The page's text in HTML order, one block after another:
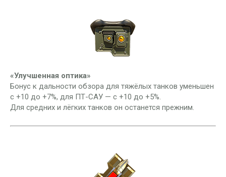
«Улучшенная оптика»
Бонус к дальности обзора для тяжёлых танков уменьшен
с +10 до +7%, для ПТ-САУ — с +10 до +5%.
Для средних и лёгких танков он останется прежним.